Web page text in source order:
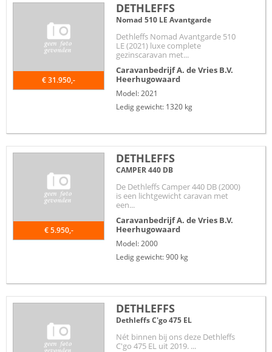
€ 31.950,-
DETHLEFFS
Nomad 510 LE Avantgarde
Dethleffs Nomad Avantgarde 510
LE (2021) luxe complete
gezinscaravan met...
Caravanbedrijf A. de Vries B.V.
Heerhugowaard
Model: 2021
Ledig gewicht: 1320 kg
€ 5.950,-
DETHLEFFS
CAMPER 440 DB
De Dethleffs Camper 440 DB (2000)
is een lichtgewicht caravan met
een...
Caravanbedrijf A. de Vries B.V.
Heerhugowaard
Model: 2000
Ledig gewicht: 900 kg
DETHLEFFS
Dethleffs C'go 475 EL
Nét binnen bij ons deze Dethleffs
C'go 475 EL uit 2019. ...